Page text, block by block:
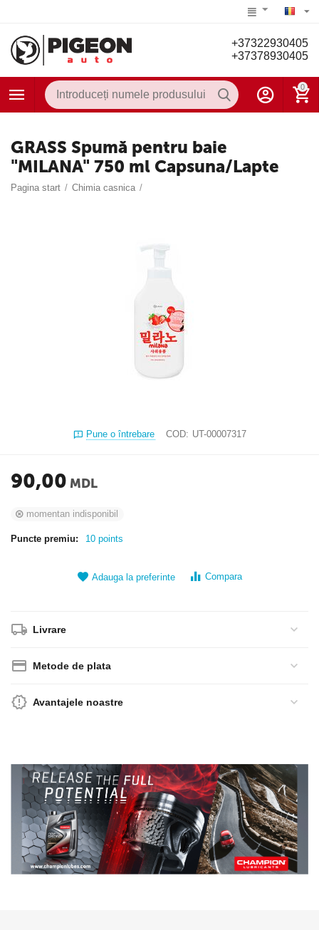
+37322930405
+37378930405
0
GRASS Spumă pentru baie
"MILANA" 750 ml Capsuna/Lapte
Pagina start / Chimia casnica /
Pune o întrebare COD: UT-00007317
90,00 MDL
momentan indisponibil
Puncte premiu: 10 points
Adauga la preferinte Compara
Livrare
Metode de plata
Avantajele noastre